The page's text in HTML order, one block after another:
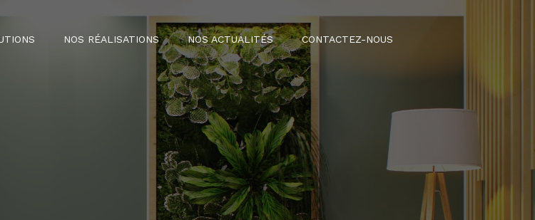
NOS RÉALISATIONS NOS ACTUALITÉS CONTACTEZ-NOUS